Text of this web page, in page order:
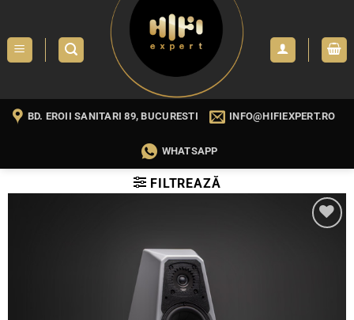
content
BD. EROII SANITARI 89, BUCURESTI INFO@HIFIEXPERT.RO
WHATSAPP
FILTREAZĂ